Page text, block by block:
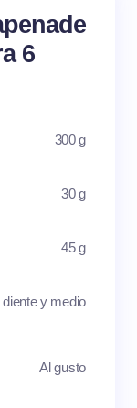
6
300 g
30 g
45 g
diente y medio
Al gusto